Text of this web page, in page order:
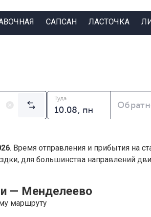
САПСАН ЛАСТОЧКА
Туда
. Время отправления и прибытия на
для большинства направлений
— Менделеево
маршруту